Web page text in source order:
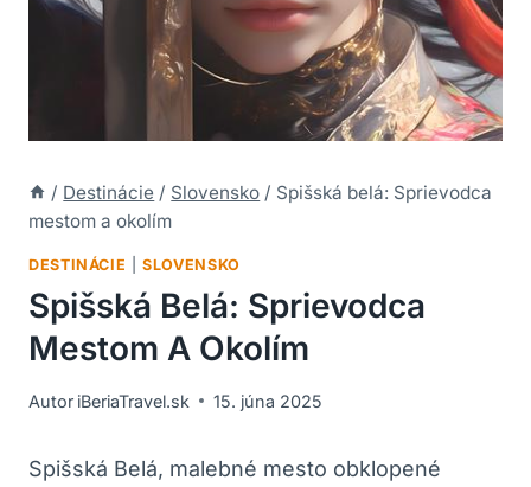
/ Destinácie / Slovensko / Spišská belá: Sprievodca
mestom a okolím
DESTINÁCIE |SLOVENSKO
Spišská Belá: Sprievodca
Mestom A Okolím
Autor iBeriaTravel.sk 15. júna 2025
Spišská Belá, malebné mesto obklopené